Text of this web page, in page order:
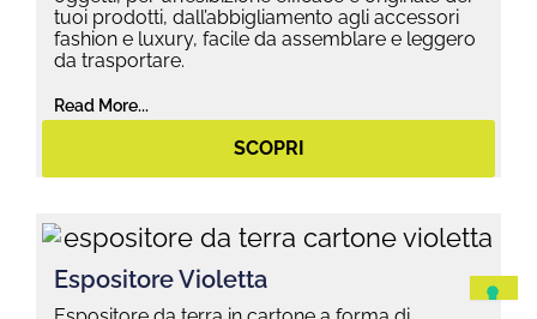
tuoi prodotti, dall’abbigliamento agli accessori
fashion e luxury, facile da assemblare e leggero
da trasportare.
Read More...
SCOPRI
Espositore Violetta